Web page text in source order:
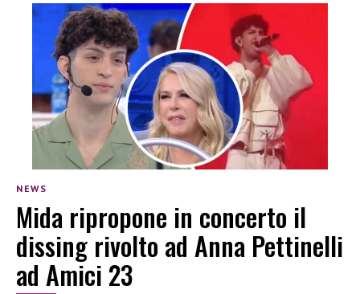
NEWS
Mida ripropone in concerto il
dissing rivolto ad Anna Pettinelli
ad Amici 23